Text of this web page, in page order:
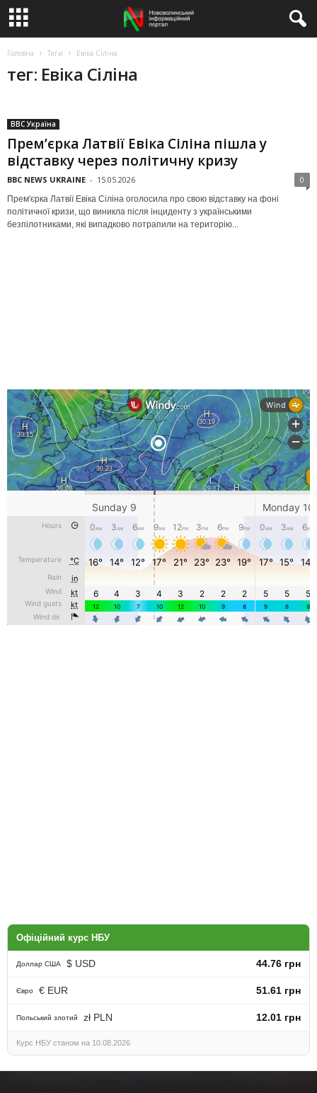
Головна Теги Евіка Сіліна
тег: Евіка Сіліна
BBC Україна
Прем’єрка Латвії Евіка Сіліна пішла у
відставку через політичну кризу
BBC NEWS UKRAINE - 15.05.2026 0
Прем'єрка Латвії Евіка Сіліна оголосила про свою відставку на фоні
політичної кризи, що виникла після інциденту з українськими
безпілотниками, які випадково потрапили на територію...
Офіційний курс НБУ
Доллар США $ USD 44.76 грн
Євро € EUR 51.61 грн
Польський злотий zł PLN 12.01 грн
Курс НБУ станом на 10.08.2026